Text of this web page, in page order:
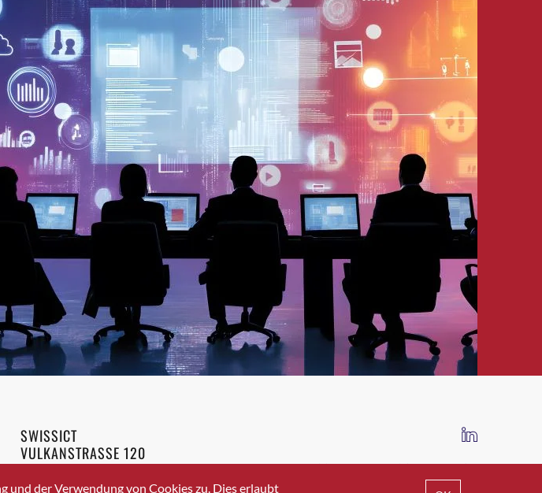
bei Bern
Glis
AG
Platz
SWISSICT
VULKANSTRASSE 120
8048 ZURICH
IMPRESSUM DATENSCHUTZ AGB
und der Verwendung von Cookies zu. Dies erlaubt